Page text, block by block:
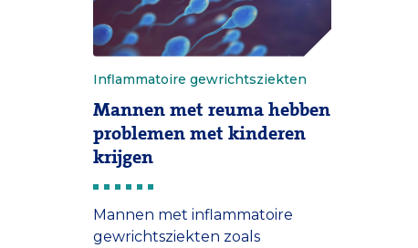
Inflammatoire gewrichtsziekten
Mannen met reuma hebben
problemen met kinderen
krijgen
Mannen met inflammatoire
gewrichtsziekten zoals